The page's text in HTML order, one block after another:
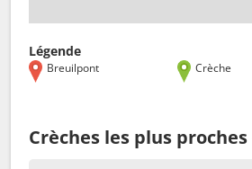
Légende
Breuilpont Crèche
Crèches les plus